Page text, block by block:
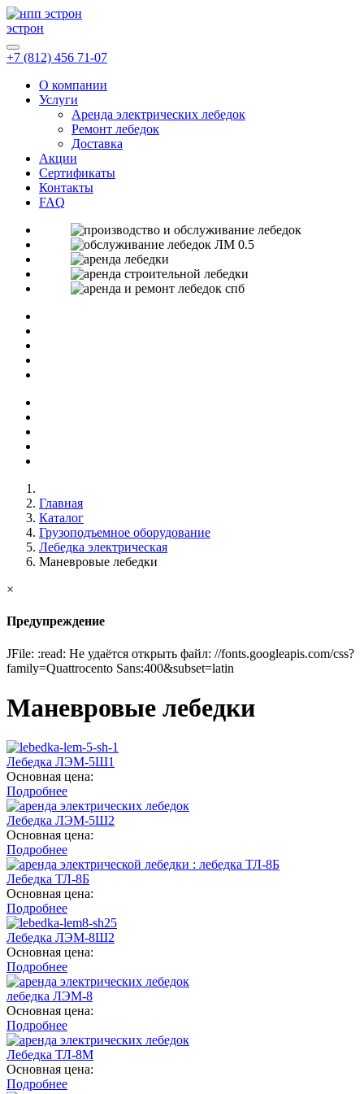
эстрон
+7 (812) 456 71-07
О компании
Услуги
Аренда электрических лебедок
Ремонт лебедок
Доставка
Акции
Сертификаты
Контакты
FAQ
Главная
Каталог
Грузоподъемное оборудование
Лебедка электрическая
Маневровые лебедки
×
Предупреждение
JFile: :read: Не удаётся открыть файл: //fonts.googleapis.com/css?
family=Quattrocento Sans:400&subset=latin
Маневровые лебедки
Лебедка ЛЭМ-5Ш1
Основная цена:
Подробнее
Лебедка ЛЭМ-5Ш2
Основная цена:
Подробнее
Лебедка ТЛ-8Б
Основная цена:
Подробнее
Лебедка ЛЭМ-8Ш2
Основная цена:
Подробнее
лебедка ЛЭМ-8
Основная цена:
Подробнее
Лебедка ТЛ-8М
Основная цена:
Подробнее